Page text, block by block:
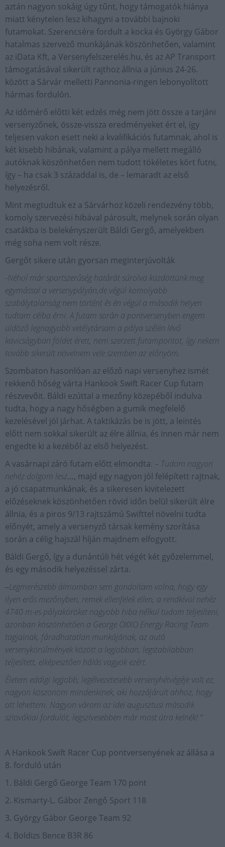
aztán nagyon sokáig úgy tűnt, hogy támogatók hiánya
miatt kénytelen lesz kihagyni a további bajnoki
futamokat. Szerencsére fordult a kocka és György Gábor
hatalmas szervező munkájának köszönhetően, valamint
az iData Kft, a Versenyfelszerelés.hu, és az AP Transport
támogatásával sikerült rajthoz állnia a június 24-26.
között a Sárvár melletti Pannonia-ringen lebonyolított
hármas fordulón.
Az időmérő előtti két edzés még nem jött össze a tarjáni
versenyzőnek, össze-vissza eredményeket ért el, így
teljesen vakon esett neki a kvalifikációs futamnak, ahol is
két kisebb hibának, valamint a pálya mellett megálló
autóknak köszönhetően nem tudott tökéletes kört futni,
így – ha csak 3 századdal is, de – lemaradt az első
helyezésről.
Mint megtudtuk ez a Sárvárhoz közeli rendezvény több,
komoly szervezési hibával párosult, melynek során olyan
csatákba is belekényszerült Báldi Gergő, amelyekben
még soha nem volt része.
Gergőt sikere után gyorsan meginterjúvolták
-Néhol már sportszerűség határát súrolva küzdöttünk meg
egymással a versenypályán,de végül komolyabb
szabálytalanság nem történt és én végül a második helyen
tudtam célba érni. A futam során a pontversenyben engem
üldöző legnagyobb vetélytársam a pálya szélén lévő
kavicságyban földet érett, nem szerzett futampontot, így nekem
tovább sikerült növelnem vele szemben az előnyöm.
Szombaton hasonlóan az előző napi versenyhez ismét
rekkenő hőség várta Hankook Swift Racer Cup futam
részvevőit. Báldi ezúttal a mezőny közepéből indulva
tudta, hogy a nagy hőségben a gumik megfelelő
kezelésével jól járhat. A taktikázás be is jött, a leintés
előtt nem sokkal sikerült az élre állnia, és innen már nem
engedte ki a kezéből az első helyezést.
A vasárnapi záró futam előtt elmondta: – Tudom nagyon
nehéz dolgom lesz…, majd egy nagyon jól felépített rajtnak,
a jó csapatmunkának, és a sikeresen kivitelezett
előzéseknek köszönhetően rövid időn belül sikerült élre
állnia, és a piros 9/13 rajtszámú Swifttel növelni tudta
előnyét, amely a versenyző társak kemény szorítása
során a célig hajszál híján majdnem elfogyott.
Báldi Gergő, így a dunántúli hét végét két győzelemmel,
és egy második helyezéssel zárta.
–Legmerészebb álmomban sem gondoltam volna, hogy egy
ilyen erős mezőnyben, remek ellenfelek ellen, a rendkívül nehéz
4740 m-es pályaköröket nagyobb hiba nélkül tudom teljesíteni,
azonban köszönhetően a George OXXO Energy Racing Team
tagjainak, fáradhatatlan munkájának, az autó
versenykörülmények között a legjobban, legstabilabban
teljesített, elképesztően hálás vagyok ezért.
Életem eddigi legjobb, legélvezetesebb versenyhétvégéje volt ez,
nagyon köszönöm mindenkinek, aki hozzájárult ahhoz, hogy
ott lehettem. Nagyon várom az idei augusztusi második
szlovákiai fordulót, legszívesebben már most útra kelnék! “
A Hankook Swift Racer Cup pontversenyének az állása a
8. forduló után
1. Báldi Gergő George Team 170 pont
2. Kismarty-L. Gábor Zengő Sport 118
3. György Gábor George Team 92
4. Boldizs Bence B3R 86